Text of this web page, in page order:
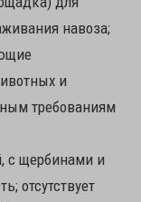
навоза;
и
требованиям
с щербинами и
отсутствует